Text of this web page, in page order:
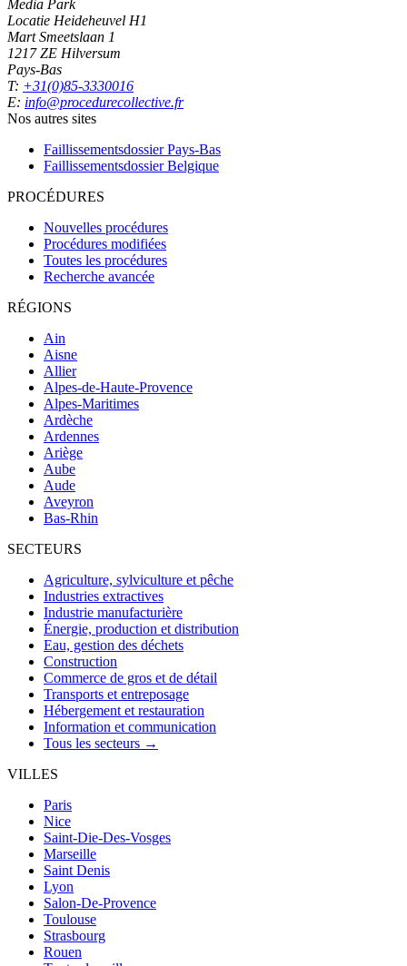
Media Park
Locatie Heideheuvel H1
Mart Smeetslaan 1
1217 ZE Hilversum
Pays-Bas
T: +31(0)85-3330016
E: info@procedurecollective.fr
Nos autres sites
Faillissementsdossier Pays-Bas
Faillissementsdossier Belgique
PROCÉDURES
Nouvelles procédures
Procédures modifiées
Toutes les procédures
Recherche avancée
RÉGIONS
Ain
Aisne
Allier
Alpes-de-Haute-Provence
Alpes-Maritimes
Ardèche
Ardennes
Ariège
Aube
Aude
Aveyron
Bas-Rhin
SECTEURS
Agriculture, sylviculture et pêche
Industries extractives
Industrie manufacturière
Énergie, production et distribution
Eau, gestion des déchets
Construction
Commerce de gros et de détail
Transports et entreposage
Hébergement et restauration
Information et communication
Tous les secteurs →
VILLES
Paris
Nice
Saint-Die-Des-Vosges
Marseille
Saint Denis
Lyon
Salon-De-Provence
Toulouse
Strasbourg
Rouen